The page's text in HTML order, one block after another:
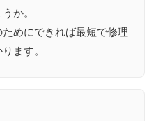
か。
めにできれば最短で修理
ます。